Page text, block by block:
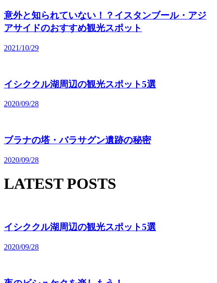
意外と知られていない！？イスタンブール・アジ
アサイドのおすすめ観光スポット
2021/10/29
イシククル湖周辺の観光スポット5選
2020/09/28
ブラナの塔・バラサグン遺跡の秘密
2020/09/28
LATEST POSTS
イシククル湖周辺の観光スポット5選
2020/09/28